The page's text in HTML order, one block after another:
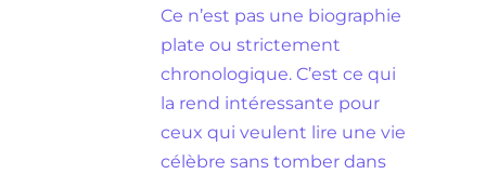
Ce n’est pas une biographie
plate ou strictement
chronologique. C’est ce qui
la rend intéressante pour
ceux qui veulent lire une vie
célèbre sans tomber dans